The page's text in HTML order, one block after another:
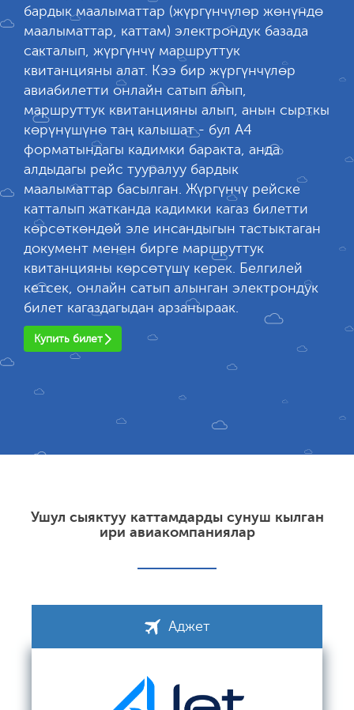
бардык маалыматтар (жүргүнчүлөр жөнүндө
маалыматтар, каттам) электрондук базада
сакталып, жүргүнчү маршруттук
квитанцияны алат. Кээ бир жүргүнчүлөр
авиабилетти онлайн сатып алып,
маршруттук квитанцияны алып, анын сырткы
көрүнүшүнө таң калышат - бул А4
форматындагы кадимки баракта, анда
алдыдагы рейс тууралуу бардык
маалыматтар басылган. Жүргүнчү рейске
катталып жатканда кадимки кагаз билетти
көрсөткөндөй эле инсандыгын тастыктаган
документ менен бирге маршруттук
квитанцияны көрсөтүшү керек. Белгилей
кетсек, онлайн сатып алынган электрондук
билет кагаздагыдан арзаныраак.
Купить билет
Ушул сыяктуу каттамдарды сунуш кылган
ири авиакомпаниялар
Аджет